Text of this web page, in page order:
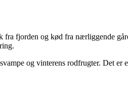
fra fjorden og kød fra nærliggende
og vinterens rodfrugter. Det er